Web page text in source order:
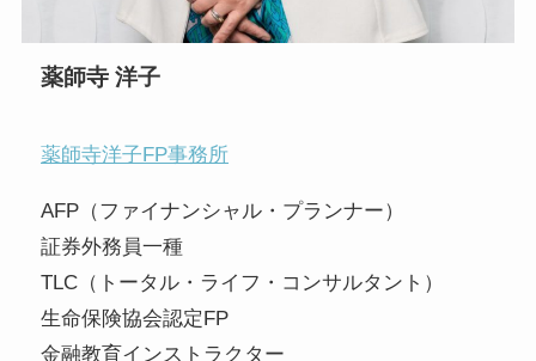
薬師寺 洋子
薬師寺洋子FP事務所
AFP（ファイナンシャル・プランナー）
証券外務員一種
TLC（トータル・ライフ・コンサルタント）
生命保険協会認定FP
金融教育インストラクター